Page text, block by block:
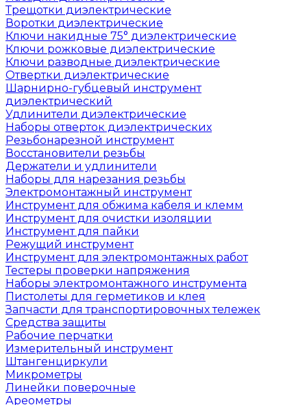
Трещотки диэлектрические
Воротки диэлектрические
Ключи накидные 75° диэлектрические
Ключи рожковые диэлектрические
Ключи разводные диэлектрические
Отвертки диэлектрические
Шарнирно-губцевый инструмент
диэлектрический
Удлинители диэлектрические
Наборы отверток диэлектрических
Резьбонарезной инструмент
Восстановители резьбы
Держатели и удлинители
Наборы для нарезания резьбы
Электромонтажный инструмент
Инструмент для обжима кабеля и клемм
Инструмент для очистки изоляции
Инструмент для пайки
Режущий инструмент
Инструмент для электромонтажных работ
Тестеры проверки напряжения
Наборы электромонтажного инструмента
Пистолеты для герметиков и клея
Запчасти для транспортировочных тележек
Средства защиты
Рабочие перчатки
Измерительный инструмент
Штангенциркули
Микрометры
Линейки поверочные
Ареометры